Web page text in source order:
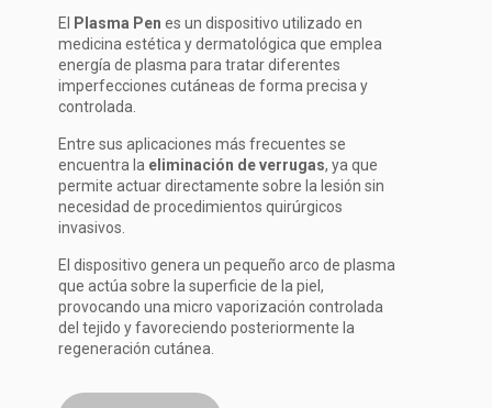
El Plasma Pen es un dispositivo utilizado en
medicina estética y dermatológica que emplea
energía de plasma para tratar diferentes
imperfecciones cutáneas de forma precisa y
controlada.
Entre sus aplicaciones más frecuentes se
encuentra la eliminación de verrugas, ya que
permite actuar directamente sobre la lesión sin
necesidad de procedimientos quirúrgicos
invasivos.
El dispositivo genera un pequeño arco de plasma
que actúa sobre la superficie de la piel,
provocando una micro vaporización controlada
del tejido y favoreciendo posteriormente la
regeneración cutánea.